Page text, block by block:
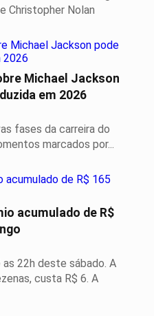
Christopher Nolan
Michael Jackson
em 2026
fases da carreira do
marcados por...
acumulado de R$
22h deste sábado. A
custa R$ 6. A